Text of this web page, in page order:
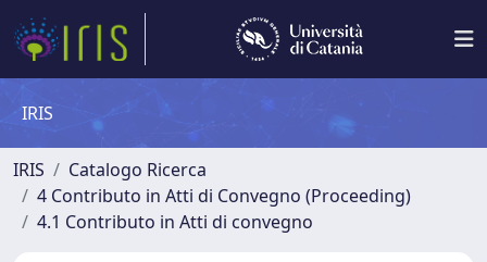
IRIS
IRIS
Catalogo Ricerca
4 Contributo in Atti di Convegno (Proceeding)
4.1 Contributo in Atti di convegno